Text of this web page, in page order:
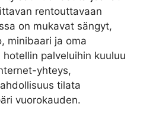
rentouttavaan
on mukavat sängyt,
minibaari ja oma
palveluihin kuuluu
yhteys,
tilata
vuorokauden.